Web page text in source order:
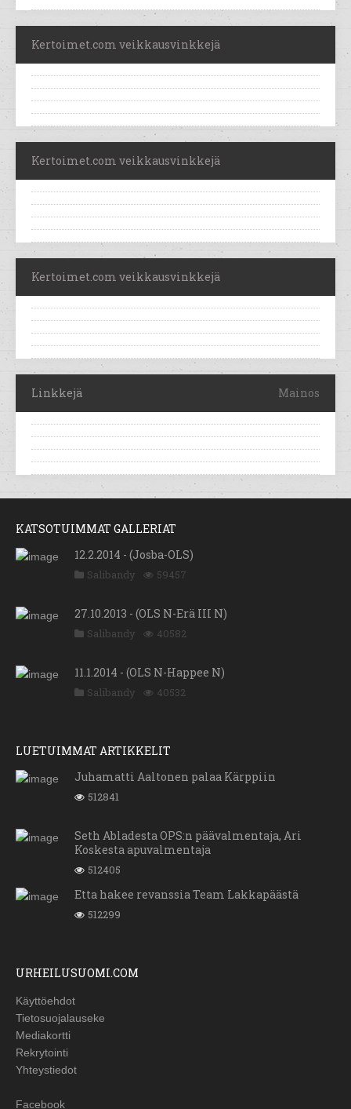
Kertoimet.com veikkausvinkkejä
Kertoimet.com veikkausvinkkejä
Kertoimet.com veikkausvinkkejä
Linkkejä Mainos
KATSOTUIMMAT GALLERIAT
12.2.2014 - (Josba-OLS)
Salibandy 59457
27.10.2013 - (OLS N-Erä III N)
Salibandy 40582
11.1.2014 - (OLS N-Happee N)
Salibandy 40532
LUETUIMMAT ARTIKKELIT
Juhamatti Aaltonen palaa Kärppiin
512841
Seth Abladesta OPS:n päävalmentaja, Ari
Koskesta apuvalmentaja
512405
Etta hakee revanssia Team Lakkapäästä
512299
URHEILUSUOMI.COM
Käyttöehdot
Tietosuojalauseke
Mediakortti
Rekrytointi
Yhteystiedot
Facebook